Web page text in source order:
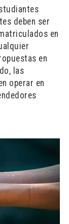
deben ser
en
en
las
operar en